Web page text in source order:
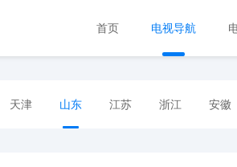
首页 电视导航
天津 山东 江苏 浙江 安徽